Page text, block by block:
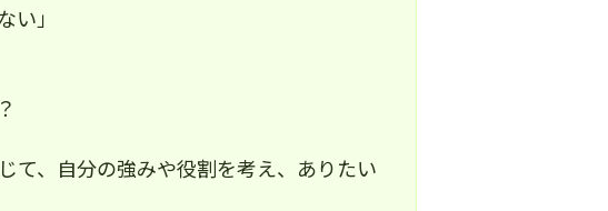
い」
て、自分の強みや役割を考え、ありたい